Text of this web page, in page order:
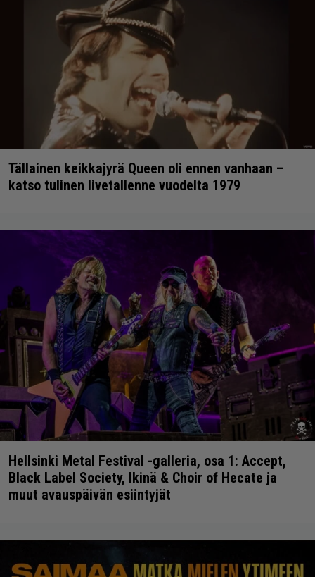
Tällainen keikkajyrä Queen oli ennen vanhaan –
katso tulinen livetallenne vuodelta 1979
Hellsinki Metal Festival -galleria, osa 1: Accept,
Black Label Society, Ikinä & Choir of Hecate ja
muut avauspäivän esiintyjät